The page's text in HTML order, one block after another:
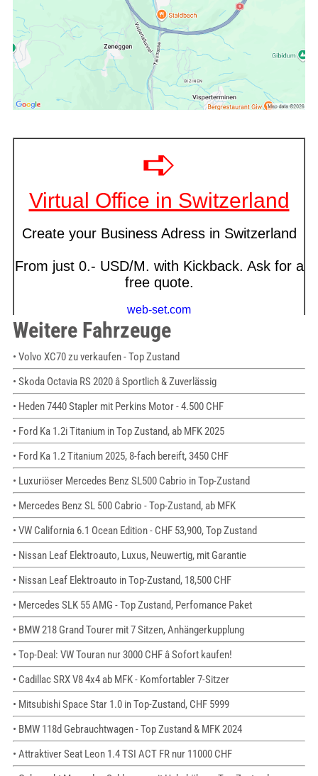
Weitere Fahrzeuge
• Volvo XC70 zu verkaufen - Top Zustand
• Skoda Octavia RS 2020 â Sportlich & Zuverlässig
• Heden 7440 Stapler mit Perkins Motor - 4.500 CHF
• Ford Ka 1.2i Titanium in Top Zustand, ab MFK 2025
• Ford Ka 1.2 Titanium 2025, 8-fach bereift, 3450 CHF
• Luxuriöser Mercedes Benz SL500 Cabrio in Top-Zustand
• Mercedes Benz SL 500 Cabrio - Top-Zustand, ab MFK
• VW California 6.1 Ocean Edition - CHF 53,900, Top Zustand
• Nissan Leaf Elektroauto, Luxus, Neuwertig, mit Garantie
• Nissan Leaf Elektroauto in Top-Zustand, 18,500 CHF
• Mercedes SLK 55 AMG - Top Zustand, Perfomance Paket
• BMW 218 Grand Tourer mit 7 Sitzen, Anhängerkupplung
• Top-Deal: VW Touran nur 3000 CHF â Sofort kaufen!
• Cadillac SRX V8 4x4 ab MFK - Komfortabler 7-Sitzer
• Mitsubishi Space Star 1.0 in Top-Zustand, CHF 5999
• BMW 118d Gebrauchtwagen - Top Zustand & MFK 2024
• Attraktiver Seat Leon 1.4 TSI ACT FR nur 11000 CHF